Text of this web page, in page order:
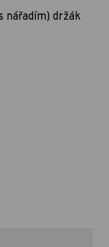
nářadím) držák